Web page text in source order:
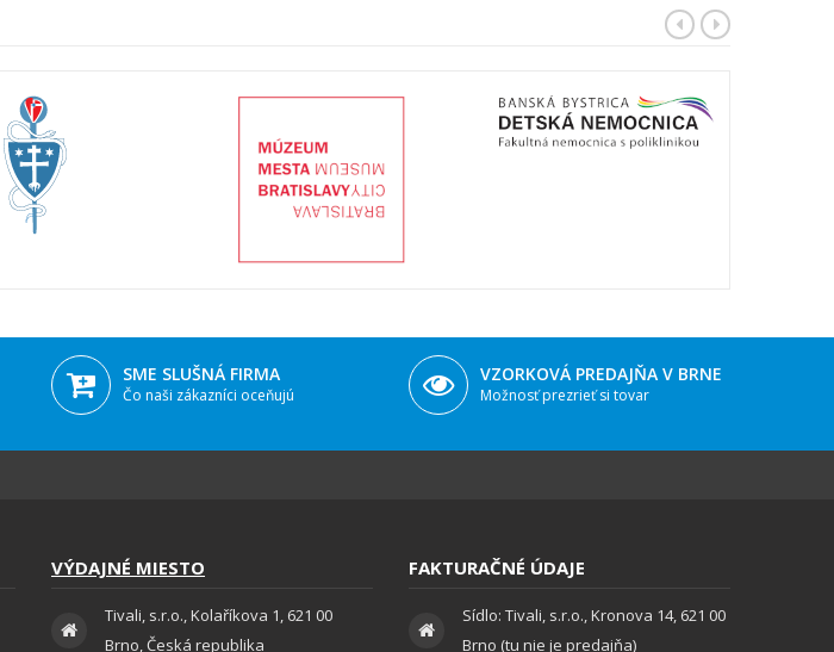
SME SLUŠNÁ FIRMA
Čo naši zákazníci oceňujú
VZORKOVÁ PREDAJŇA V BRNE
Možnosť prezrieť si tovar
VÝDAJNÉ MIESTO
Tivali, s.r.o., Kolaříkova 1, 621 00
Brno, Česká republika
FAKTURAČNÉ ÚDAJE
Sídlo: Tivali, s.r.o., Kronova 14, 621 00
Brno (tu nie je predajňa)